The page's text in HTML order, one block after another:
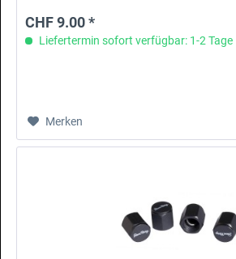
CHF 9.00 *
Liefertermin sofort verfügbar: 1-2 Tage
Merken